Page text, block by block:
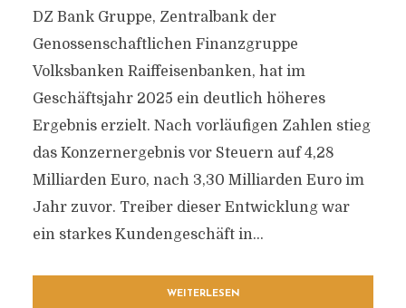
DZ Bank Gruppe, Zentralbank der
Genossenschaftlichen Finanzgruppe
Volksbanken Raiffeisenbanken, hat im
Geschäftsjahr 2025 ein deutlich höheres
Ergebnis erzielt. Nach vorläufigen Zahlen stieg
das Konzernergebnis vor Steuern auf 4,28
Milliarden Euro, nach 3,30 Milliarden Euro im
Jahr zuvor. Treiber dieser Entwicklung war
ein starkes Kundengeschäft in...
WEITERLESEN